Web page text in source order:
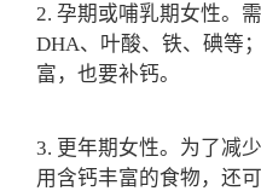
2. 孕期或哺乳期女性。
DHA、叶酸、铁、碘等
富，也要补钙。
3. 更年期女性。为了减
用含钙丰富的食物，还